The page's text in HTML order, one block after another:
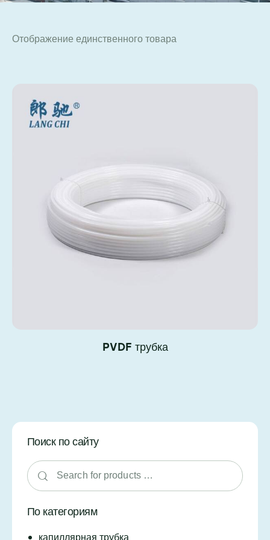
Отображение единственного товара
PVDF трубка
Поиск по сайту
По категориям
капиллярная трубка